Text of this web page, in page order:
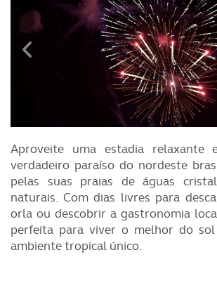
Aproveite uma estadia relaxante
verdadeiro paraíso do nordeste
pelas suas praias de águas
naturais. Com dias livres para
orla ou descobrir a gastronomia
perfeita para viver o melhor do
ambiente tropical único.